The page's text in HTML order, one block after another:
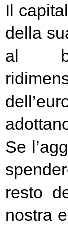
Il
della
al
Se
resto
nostra